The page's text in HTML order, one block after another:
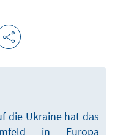
die Ukraine hat das
in Europa